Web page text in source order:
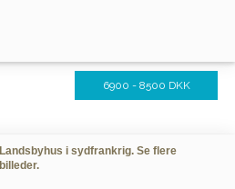
6900 - 8500 DKK
Landsbyhus i sydfrankrig. Se flere
billeder.